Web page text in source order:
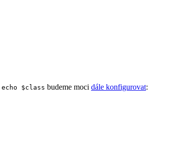
echo $class budeme moci dále konfigurovat: